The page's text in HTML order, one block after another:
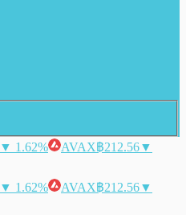
▼ 1.62% AVAX฿212.56▼
▼ 1.62% AVAX฿212.56▼